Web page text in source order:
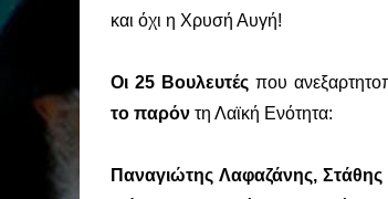
και όχι η Χρυσή Αυγή!
Οι 25 Βουλευτές που
το παρόν τη Λαϊκή Ενότητα:
Παναγιώτης Λαφαζάνης,